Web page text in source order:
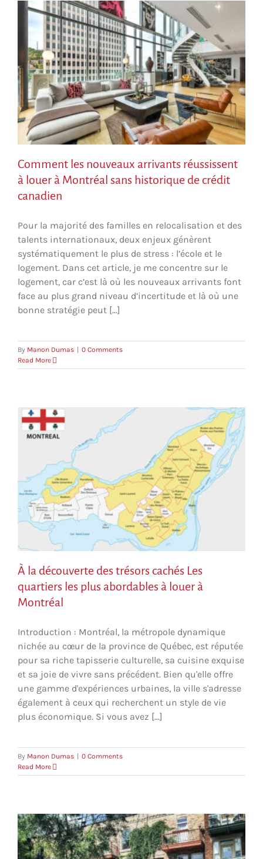
Comment les nouveaux arrivants réussissent
à louer à Montréal sans historique de crédit
canadien
Pour la majorité des familles en relocalisation et des
talents internationaux, deux enjeux génèrent
systématiquement le plus de stress : l’école et le
logement. Dans cet article, je me concentre sur le
logement, car c’est là où les nouveaux arrivants font
face au plus grand niveau d’incertitude et là où une
bonne stratégie peut [...]
By Manon Dumas
0 Comments
Read More
À la découverte des trésors cachés Les
quartiers les plus abordables à louer à
Montréal
Introduction : Montréal, la métropole dynamique
nichée au cœur de la province de Québec, est réputée
pour sa riche tapisserie culturelle, sa cuisine exquise
et sa joie de vivre sans précédent. Bien qu'elle offre
une gamme d'expériences urbaines, la ville s'adresse
également à ceux qui recherchent un style de vie
plus économique. Si vous avez [...]
By Manon Dumas
0 Comments
Read More